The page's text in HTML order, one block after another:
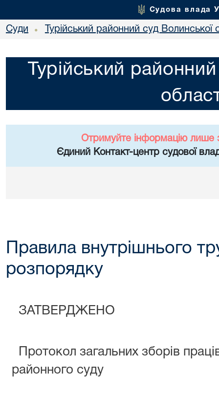
Судова влада
Суди • Турійський районний суд Волинської
Турійський
Отримуйте інформацію лише
Єдиний Контакт-центр судової
Правила внутрішнього
розпорядку
ЗАТВЕРДЖЕНО
Протокол загальних зборів
районного суду